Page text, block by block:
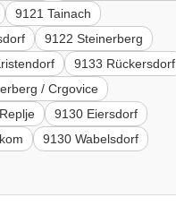
9121 Tainach
9122 Steinerberg
9133 Rückersdorf
/ Crgovice
9130 Eiersdorf
9130 Wabelsdorf